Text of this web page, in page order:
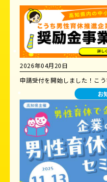
2026年04月20日
申請受付を開始しました！こ
お